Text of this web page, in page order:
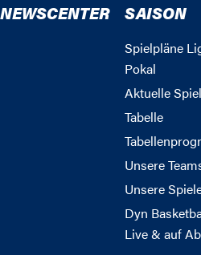
NEWSCENTER SAISON
Spielpläne
Pokal
Aktuelle
Tabelle
Unsere
Unsere
Dyn
Live & auf